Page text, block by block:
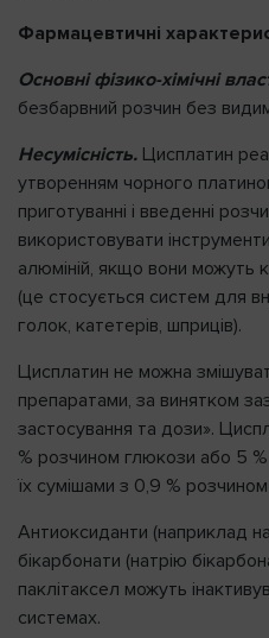
Фармацевтичні
Основні фізико-хімічні
безбарвний розчин без
Несумісність. Цисплатин
утворенням чорного
приготуванні і введенні
використовувати
алюміній, якщо вони можуть
(це стосується систем для
голок, катетерів, шприців).
Цисплатин не можна
препаратами, за винятком
застосування та дози».
% розчином глюкози або 5
їх сумішами з 0,9 %
Антиоксиданти (наприклад
бікарбонати (натрію
паклітаксел можуть
системах.